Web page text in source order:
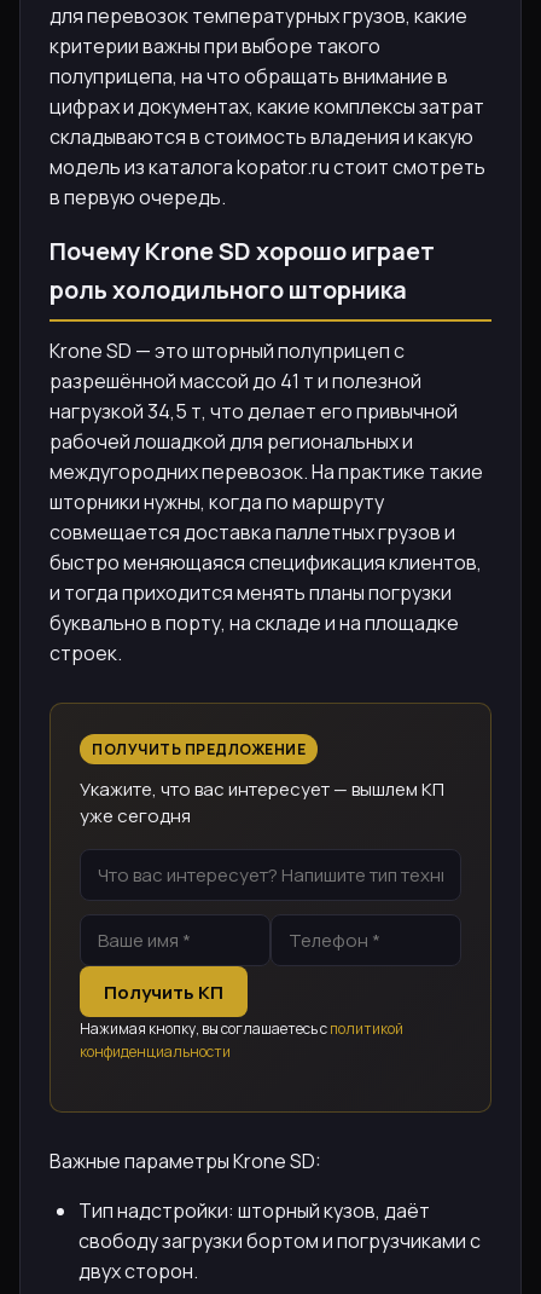
для перевозок температурных грузов, какие
критерии важны при выборе такого
полуприцепа, на что обращать внимание в
цифрах и документах, какие комплексы затрат
складываются в стоимость владения и какую
модель из каталога kopator.ru стоит смотреть
в первую очередь.
Почему Krone SD хорошо играет
роль холодильного шторника
Krone SD — это шторный полуприцеп с
разрешённой массой до 41 т и полезной
нагрузкой 34,5 т, что делает его привычной
рабочей лошадкой для региональных и
междугородних перевозок. На практике такие
шторники нужны, когда по маршруту
совмещается доставка паллетных грузов и
быстро меняющаяся спецификация клиентов,
и тогда приходится менять планы погрузки
буквально в порту, на складе и на площадке
строек.
ПОЛУЧИТЬ ПРЕДЛОЖЕНИЕ
Укажите, что вас интересует — вышлем КП
уже сегодня
Получить КП
Нажимая кнопку, вы соглашаетесь сполитикой
конфиденциальности
Важные параметры Krone SD:
Тип надстройки: шторный кузов, даёт
свободу загрузки бортом и погрузчиками с
двух сторон.